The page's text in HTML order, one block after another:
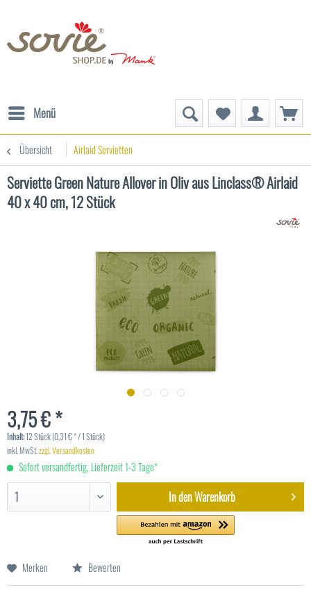
Menü
Übersicht Airlaid Servietten
Serviette Green Nature Allover in Oliv aus Linclass® Airlaid
40 x 40 cm, 12 Stück
3,75 € *
Inhalt:12 Stück (0,31 € * / 1 Stück)
inkl. MwSt.zzgl. Versandkosten
Sofort versandfertig, Lieferzeit 1-3 Tage*
In denWarenkorb
Merken Bewerten